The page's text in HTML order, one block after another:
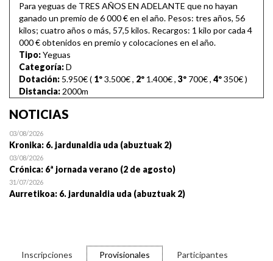
Para yeguas de TRES AÑOS EN ADELANTE que no hayan
ganado un premio de 6 000 € en el año. Pesos: tres años, 56
kilos; cuatro años o más, 57,5 kilos. Recargos: 1 kilo por cada 4
000 € obtenidos en premio y colocaciones en el año.
Tipo:Yeguas
Categoría:D
Dotación: 5.950€ ( 1º3.500€, 2º 1.400€, 3º 700€, 4º350€)
Distancia: 2000m
NOTICIAS
03/08/2026
Kronika: 6. jardunaldia uda (abuztuak 2)
03/08/2026
Crónica: 6ª jornada verano (2 de agosto)
31/07/2026
Aurretikoa: 6. jardunaldia uda (abuztuak 2)
Inscripciones Provisionales
Participantes